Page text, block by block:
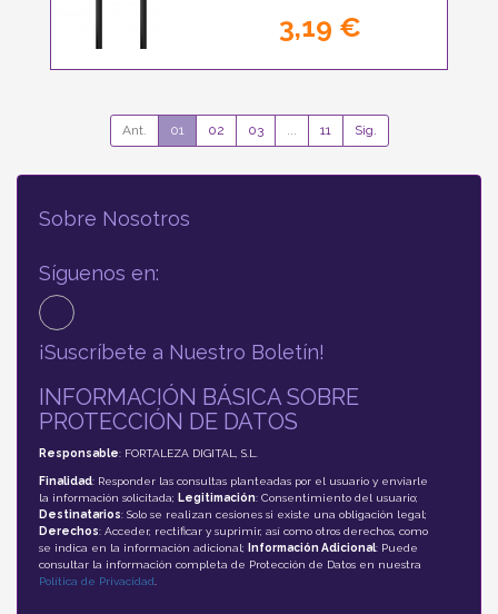
3,19 €
Ant. 01 02 03 ... 11 Sig.
Sobre Nosotros
Síguenos en:
¡Suscríbete a Nuestro Boletín!
INFORMACIÓN BÁSICA SOBRE
PROTECCIÓN DE DATOS
Responsable: FORTALEZA DIGITAL, S.L.
Finalidad: Responder las consultas planteadas por el usuario y enviarle
la información solicitada; Legitimación: Consentimiento del usuario;
Destinatarios: Solo se realizan cesiones si existe una obligación legal;
Derechos: Acceder, rectificar y suprimir, así como otros derechos, como
se indica en la información adicional;
Información Adicional: Puede
consultar la información completa de Protección de Datos en nuestra
Política de Privacidad